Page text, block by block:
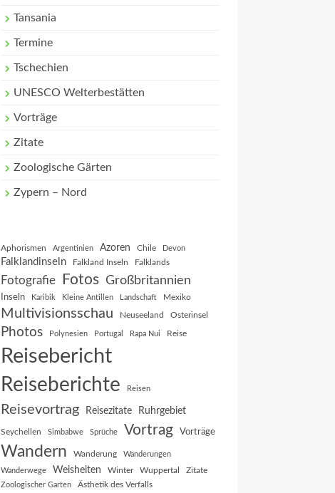
Tansania
Termine
Tschechien
UNESCO Welterbestätten
Vorträge
Zitate
Zoologische Gärten
Zypern – Nord
Aphorismen Argentinien Azoren Chile Devon
Falklandinseln Falkland Inseln Falklands
Fotografie Fotos Großbritannien
Inseln Karibik Kleine Antillen Landschaft Mexiko
Multivisionsschau Neuseeland Osterinsel
Photos Polynesien Portugal Rapa Nui Reise
Reisebericht
Reiseberichte Reisen
Reisevortrag Reisezitate Ruhrgebiet
Seychellen Simbabwe Sprüche Vortrag Vorträge
Wandern Wanderung Wanderungen
Wanderwege Weisheiten Winter Wuppertal Zitate
Zoologischer Garten Ästhetik des Verfalls